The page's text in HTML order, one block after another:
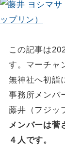
ップリン）
この記事は
す。マーチャ
無神社へ初詣
事務所メンバ
藤井（フジッ
メンバーは菅
４人です。